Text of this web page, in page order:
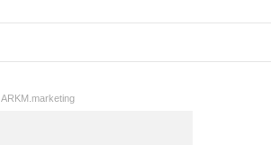
ARKM.marketing